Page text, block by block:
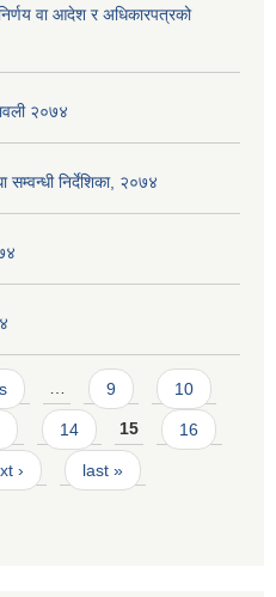
वा आदेश र अधिकारपत्रको
२०७४
सम्वन्धी निर्देशिका, २०७४
… 9 10
14 15 16
› last »